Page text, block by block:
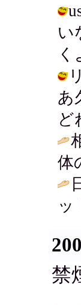
い
く
あ
ど
体
ッ
禁